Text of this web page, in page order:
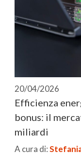
20/04/2026
Efficienza
bonus: il
miliardi
A cura di: